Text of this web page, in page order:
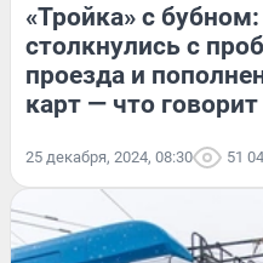
«Тройка» с
столкнулись с
проезда и
карт — что
25 декабря, 2024, 08:30 51